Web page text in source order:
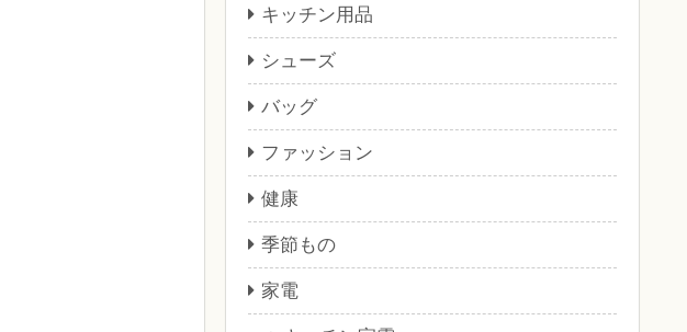
キッチン用品
シューズ
バッグ
ファッション
健康
季節もの
家電